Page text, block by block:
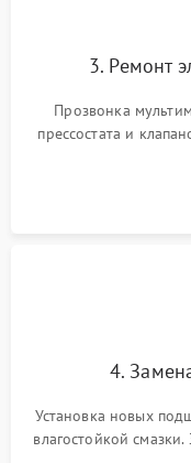
3. Ремонт
Прозвонка
прессостата и
Восстановление
4.
Установка новых
влагостойкой